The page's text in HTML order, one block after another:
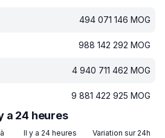
494 071 146 MOG
988 142 292 MOG
4 940 711 462 MOG
9 881 422 925 MOG
a 24 heures
Il y a 24 heures Variation sur 24h